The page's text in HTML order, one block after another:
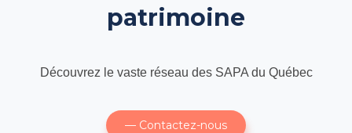
patrimoine
Découvrez le vaste réseau des SAPA du Québec
— Contactez-nous